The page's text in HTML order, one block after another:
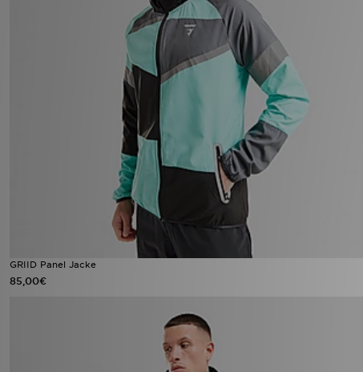
GRIID Panel Jacke
85,00€